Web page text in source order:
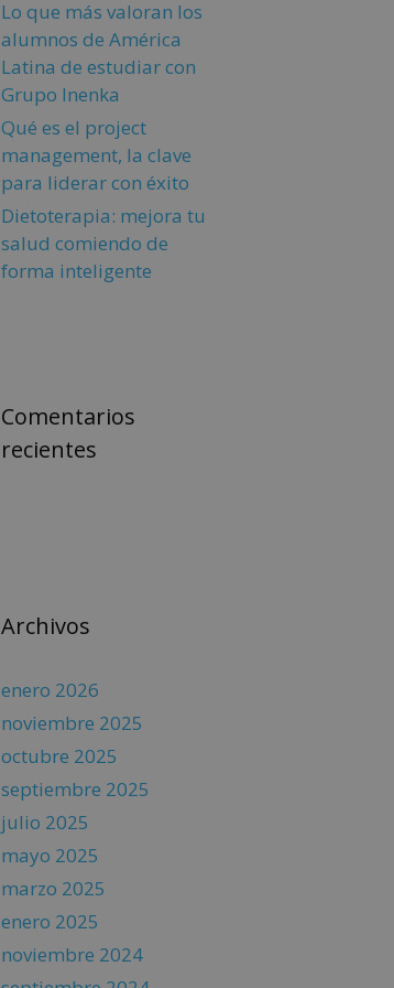
Lo que más valoran los
alumnos de América
Latina de estudiar con
Grupo Inenka
Qué es el project
management, la clave
para liderar con éxito
Dietoterapia: mejora tu
salud comiendo de
forma inteligente
Comentarios
recientes
Archivos
enero 2026
noviembre 2025
octubre 2025
septiembre 2025
julio 2025
mayo 2025
marzo 2025
enero 2025
noviembre 2024